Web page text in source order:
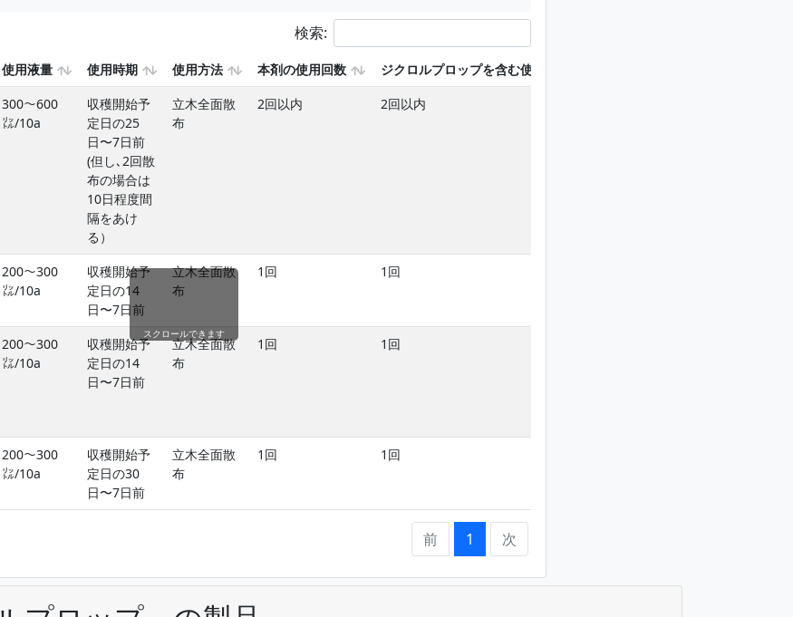
検索:
使用液量 使用時期 使用方法 本剤の使用回数
ジクロルプロップを含む使用回数
300〜600
㍑/10a
収穫開始予
定日の25
日〜7日前
(但し､2回散
布の場合は
10日程度間
隔をあけ
る）
立木全面散
布
2回以内 2回以内
200〜300
㍑/10a
収穫開始予
定日の14
日〜7日前
立木全面散
布
1回 1回
200〜300
㍑/10a
収穫開始予
定日の14
日〜7日前
立木全面散
布
1回 1回
200〜300
㍑/10a
収穫開始予
定日の30
日〜7日前
立木全面散
布
1回 1回
前 1 次
スクロールできます